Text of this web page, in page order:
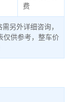
费
另外详细咨询，
仅供参考，整车价